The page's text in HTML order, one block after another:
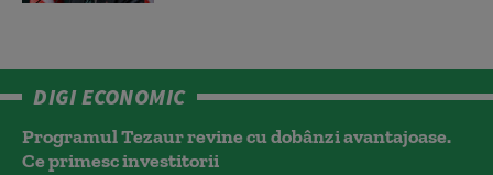
DIGI ECONOMIC
Programul Tezaur revine cu dobânzi avantajoase.
Ce primesc investitorii